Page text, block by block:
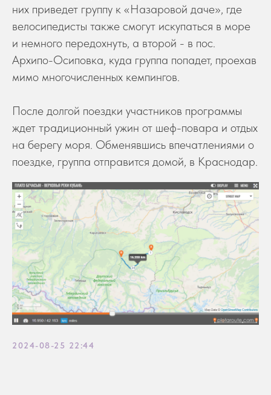
них приведет группу к «Назаровой даче», где
велосипедисты также смогут искупаться в море
и немного передохнуть, а второй - в пос.
Архипо-Осиповка, куда группа попадет, проехав
мимо многочисленных кемпингов.
После долгой поездки участников программы
ждет традиционный ужин от шеф-повара и отдых
на берегу моря. Обменявшись впечатлениями о
поездке, группа отправится домой, в Краснодар.
2024-08-25 22:44